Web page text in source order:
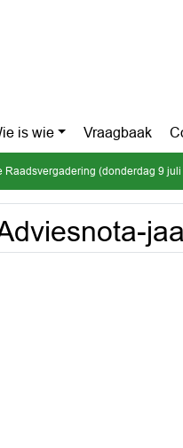
is wie Vraagbaak
Raadsvergadering (donderdag 9